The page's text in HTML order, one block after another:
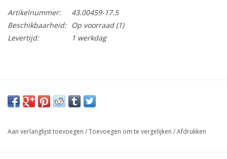
Artikelnummer:
43.00459-17.5
Beschikbaarheid:
Op voorraad(1)
Levertijd:
1 werkdag
Aan verlanglijst toevoegen /Toevoegen om te vergelijken /Afdrukken